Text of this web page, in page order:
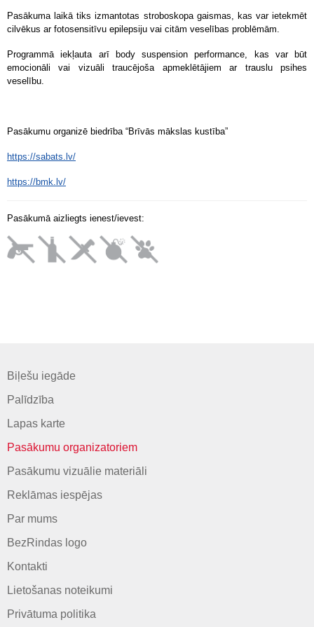
Pasākuma laikā tiks izmantotas stroboskopa gaismas, kas var ietekmēt
cilvēkus ar fotosensitīvu epilepsiju vai citām veselības problēmām.
Programmā iekļauta arī body suspension performance, kas var būt
emocionāli vai vizuāli traucējoša apmeklētājiem ar trauslu psihes
veselību.
Pasākumu organizē biedrība “Brīvās mākslas kustība”
https://sabats.lv/
https://bmk.lv/
Pasākumā aizliegts ienest/ievest:
Biļešu iegāde
Palīdzība
Lapas karte
Pasākumu organizatoriem
Pasākumu vizuālie materiāli
Reklāmas iespējas
Par mums
BezRindas logo
Kontakti
Lietošanas noteikumi
Privātuma politika